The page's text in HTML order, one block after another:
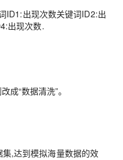
ID1:出现次数关键词ID2:出
出现次数.
成“数据清洗”。
,达到模拟海量数据的效